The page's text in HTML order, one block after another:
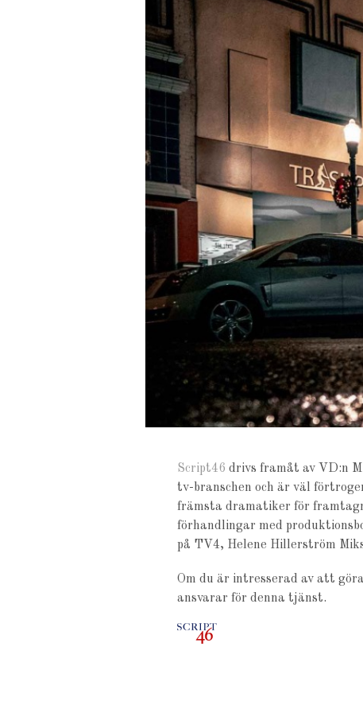
Script46 drivs framåt av VD:n
tv-branschen och är väl
främsta dramatiker för
förhandlingar med
på TV4, Helene Hillerström
Om du är intresserad av att
ansvarar för denna tjänst.